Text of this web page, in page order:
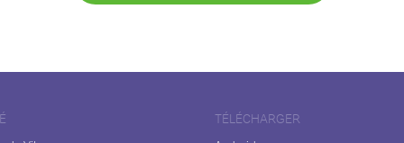
TÉLÉCHARGER